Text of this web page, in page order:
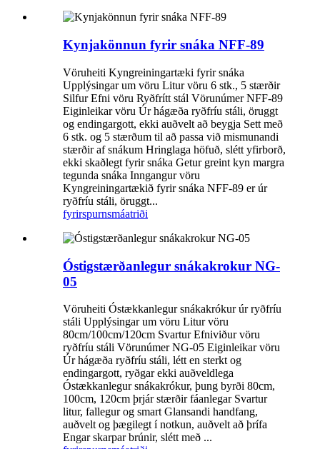
Kynjakönnun fyrir snáka NFF-89
Vöruheiti Kyngreiningartæki fyrir snáka
Upplýsingar um vöru Litur vöru 6 stk., 5 stærðir
Silfur Efni vöru Ryðfrítt stál Vörunúmer NFF-89
Eiginleikar vöru Úr hágæða ryðfríu stáli, öruggt
og endingargott, ekki auðvelt að beygja Sett með
6 stk. og 5 stærðum til að passa við mismunandi
stærðir af snákum Hringlaga höfuð, slétt yfirborð,
ekki skaðlegt fyrir snáka Getur greint kyn margra
tegunda snáka Inngangur vöru
Kyngreiningartækið fyrir snáka NFF-89 er úr
ryðfríu stáli, öruggt...
fyrirspurnsmáatriði
Óstigstærðanlegur snákakrokur NG-
05
Vöruheiti Óstækkanlegur snákakrókur úr ryðfríu
stáli Upplýsingar um vöru Litur vöru
80cm/100cm/120cm Svartur Efniviður vöru
ryðfríu stáli Vörunúmer NG-05 Eiginleikar vöru
Úr hágæða ryðfríu stáli, létt en sterkt og
endingargott, ryðgar ekki auðveldlega
Óstækkanlegur snákakrókur, þung byrði 80cm,
100cm, 120cm þrjár stærðir fáanlegar Svartur
litur, fallegur og smart Glansandi handfang,
auðvelt og þægilegt í notkun, auðvelt að þrífa
Engar skarpar brúnir, slétt með ...